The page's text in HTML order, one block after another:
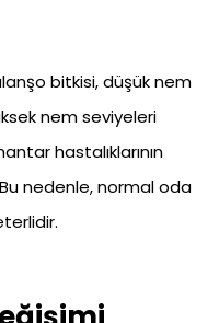
bitkisi, düşük nem
nem seviyeleri
hastalıklarının
nedenle, normal oda